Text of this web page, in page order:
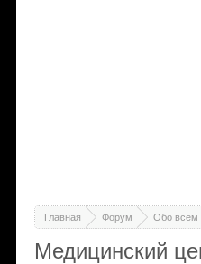
Главная Форум Обо всём
Медицинский